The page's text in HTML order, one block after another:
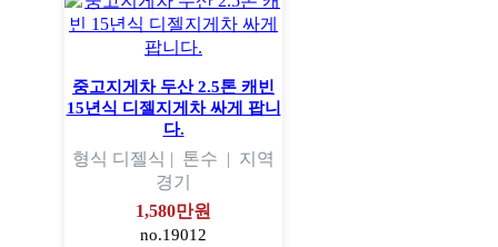
중고지게차 두산 2.5톤 캐빈
15년식 디젤지게차 싸게 팝니
다.
형식 디젤식 | 톤수 | 지역
경기
1,580만원
no.19012